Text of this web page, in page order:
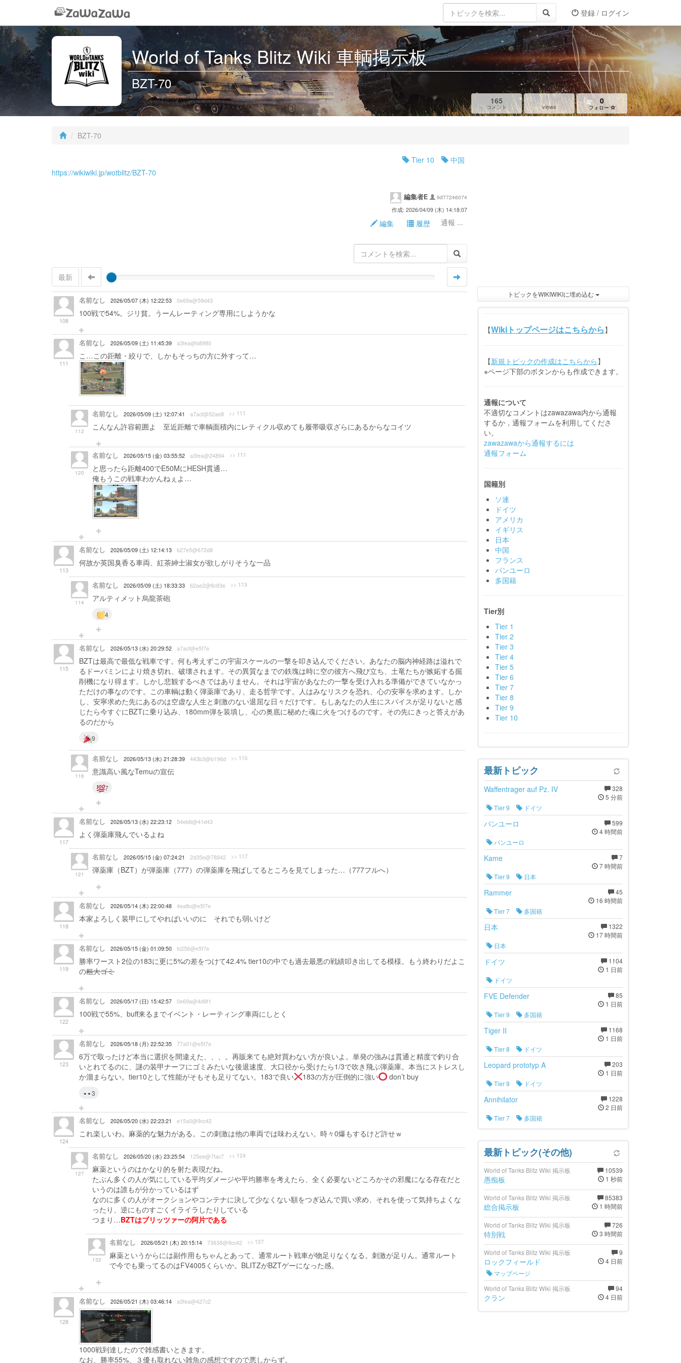
登録 / ログイン
World of Tanks Blitz Wiki 車輌掲示板
BZT-70
165
コメント views
0
フォロー
BZT-70
Tier 10
中国
https://wikiwiki.jp/wotblitz/BZT-70
編集者E
9d77246074
作成: 2026/04/09 (木) 14:18:07
編集 履歴 通報 ...
最新
108
名前なし 2026/05/07 (木) 12:22:53 0e69a@59d43
100戦で54%。ジリ貧。うーんレーティング専用にしようかな
111
名前なし 2026/05/09 (土) 11:45:39 a3fea@b8980
こ…この距離・絞りで、しかもそっちの方に外すって…
112
名前なし 2026/05/09 (土) 12:07:41 a7acf@52ae8 >> 111
こんなん許容範囲よ 至近距離で車輌面積内にレティクル収めても履帯吸収ざらにあるからなコイツ
120
名前なし 2026/05/15 (金) 03:55:52 a3fea@24894 >> 111
と思ったら距離400でE50MにHESH貫通…
俺もうこの戦車わかんねぇよ…
113
名前なし 2026/05/09 (土) 12:14:13 b27e5@672d8
何故か英国臭香る車両、紅茶紳士淑女が欲しがりそうな一品
114
名前なし 2026/05/09 (土) 18:33:33 62ae2@8c93e >> 113
アルティメット烏龍茶砲
4
115
名前なし 2026/05/13 (水) 20:29:52 a7acf@e5f7e
BZTは最高で最低な戦車です。何も考えずこの宇宙スケールの一撃を叩き込んでください。あなたの脳内神経路は溢れで
るドーパミンにより焼き切れ、破壊されます。その異質なまでの鉄塊は時に空の彼方へ飛び立ち、土竜たちが嫉妬する掘
削機になり得ます。しかし悲観するべきではありません。それは宇宙があなたの一撃を受け入れる準備ができていなかっ
ただけの事なのです。この車輌は動く弾薬庫であり、走る哲学です。人はみなリスクを恐れ、心の安寧を求めます。しか
し、安寧求めた先にあるのは空虚な人生と刺激のない退屈な日々だけです。もしあなたの人生にスパイスが足りないと感
じたら今すぐにBZTに乗り込み、180mm弾を装填し、心の奥底に秘めた魂に火をつけるのです。その先にきっと答えがあ
るのだから
9
116
名前なし 2026/05/13 (水) 21:28:39 443b3@b196d >> 115
意識高い風なTemuの宣伝
7
117
名前なし 2026/05/13 (水) 22:23:12 54eb6@41d43
よく弾薬庫飛んでいるよね
121
名前なし 2026/05/15 (金) 07:24:21 2d35e@78842 >> 117
弾薬庫（BZT）が弾薬庫（777）の弾薬庫を飛ばしてるところを見てしまった…（777フルへ）
118
名前なし 2026/05/14 (木) 22:00:48 4ea8c@e5f7e
本家よろしく装甲にしてやればいいのに それでも弱いけど
119
名前なし 2026/05/15 (金) 01:09:50 fc256@e5f7e
勝率ワースト2位の183に更に5%の差をつけて42.4% tier10の中でも過去最悪の戦績叩き出してる模様。もう終わりだよこ
の粗大ゴミ
122
名前なし 2026/05/17 (日) 15:42:57 0e69a@4d9f1
100戦で55%、buff来るまでイベント・レーティング車両にしとく
123
名前なし 2026/05/18 (月) 22:52:35 77a01@e5f7e
6万で取ったけど本当に選択を間違えた、、、。再販来ても絶対買わない方が良いよ。単発の強みは貫通と精度で釣り合
いとれてるのに、謎の装甲ナーフにゴミみたいな後退速度、大口径から受けたら1/3で吹き飛ぶ弾薬庫。本当にストレスし
か溜まらない。tier10として性能がそもそも足りてない。183で良い
183の方が圧倒的に強い don’t buy
3
124
名前なし 2026/05/20 (水) 22:23:21 e15a0@9cc42
これ楽しいわ。麻薬的な魅力がある。この刺激は他の車両では味わえない。時々0爆もするけど許せｗ
127
名前なし 2026/05/20 (水) 23:25:54 125ee@7fac7 >> 124
麻薬というのはかなり的を射た表現だね。
たぶん多くの人が気にしている平均ダメージや平均勝率を考えたら、全く必要ないどころかその邪魔になる存在だと
いうのは誰もが分かっているはず
なのに多くの人がオークションやコンテナに決して少なくない額をつぎ込んで買い求め、それを使って気持ちよくな
ったり、逆にものすごくイライラしたりしている
つまり…BZTはブリッツァーの阿片である
132
名前なし 2026/05/21 (木) 20:15:14 73638@9cc42 >> 127
麻薬というからには副作用もちゃんとあって、通常ルート戦車が物足りなくなる。刺激が足りん。通常ルート
で今でも乗ってるのはFV4005くらいか。BLITZがBZTゲーになった感。
128
名前なし 2026/05/21 (木) 03:46:14 a3fea@427c2
1000戦到達したので雑感書いときます。
なお、勝率55%、３優も取れない雑魚の感想ですので悪しからず。
トピックをWIKIWIKIに埋め込む
【Wikiトップページはこちらから 】
【新規トピックの作成はこちらから 】
※ページ下部のボタンからも作成できます。
通報について
不適切なコメントはzawazawa内から通報
するか，通報フォームを利用してくださ
い。
zawazawaから通報するには
通報フォーム
国籍別
ソ連
ドイツ
アメリカ
イギリス
日本
中国
フランス
パンユーロ
多国籍
Tier別
Tier 1
Tier 2
Tier 3
Tier 4
Tier 5
Tier 6
Tier 7
Tier 8
Tier 9
Tier 10
最新トピック
328
5 分前
Waffentrager auf Pz. IV
Tier 9
ドイツ
599
4 時間前
パンユーロ
パンユーロ
7
7 時間前
Kame
Tier 9
日本
45
16 時間前
Rammer
Tier 7
多国籍
1322
17 時間前
日本
日本
1104
1 日前
ドイツ
ドイツ
85
1 日前
FVE Defender
Tier 9
多国籍
1168
1 日前
Tiger II
Tier 8
ドイツ
203
1 日前
Leopard prototyp A
Tier 9
ドイツ
1228
2 日前
Annihilator
Tier 7 多国籍
最新トピック(その他)
10539
1 秒前
World of Tanks Blitz Wiki 掲示板
愚痴板
85383
1 時間前
World of Tanks Blitz Wiki 掲示板
総合掲示板
726
3 時間前
World of Tanks Blitz Wiki 掲示板
特別戦
9
4 日前
World of Tanks Blitz Wiki 掲示板
ロックフィールド
マップページ
94
4 日前
World of Tanks Blitz Wiki 掲示板
クラン